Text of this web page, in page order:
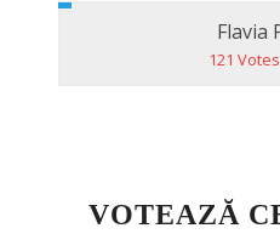
Flavia
121
VOTEAZĂ